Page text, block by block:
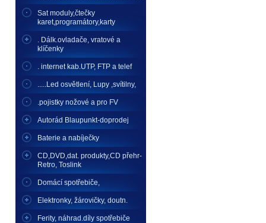
Sat moduly,čtečky
karet,programátory,karty
. Dálk.ovladače, vratové a
klíčenky
. internet kab.UTP, FTP a telef
.....Led osvětlení, Lupy ,svítilny,
.pojistky nožové a pro FV
Autorád Blaupunkt-doprodej
Baterie a nabíječky
CD,DVD,dat. produkty,CD přehr-
Retro, Toslink
Domácí spotřebiče,
Elektronky, žárovičky, doutn.
Ferity, náhrad.díly spotřebiče